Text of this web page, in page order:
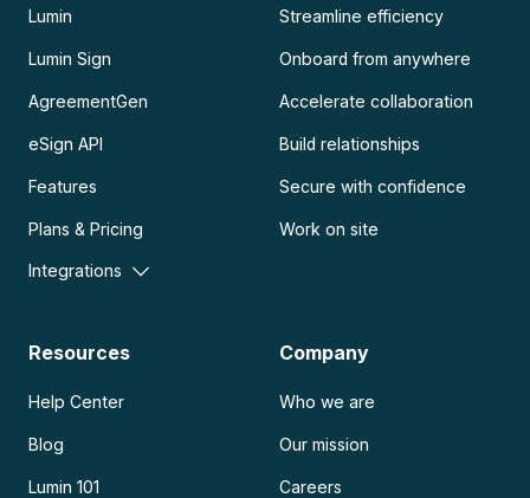
Lumin
Lumin Sign
AgreementGen
eSign API
Features
Plans & Pricing
Integrations
Streamline efficiency
Onboard from anywhere
Accelerate collaboration
Build relationships
Secure with confidence
Work on site
Resources
Help Center
Blog
Lumin 101
Company
Who we are
Our mission
Careers